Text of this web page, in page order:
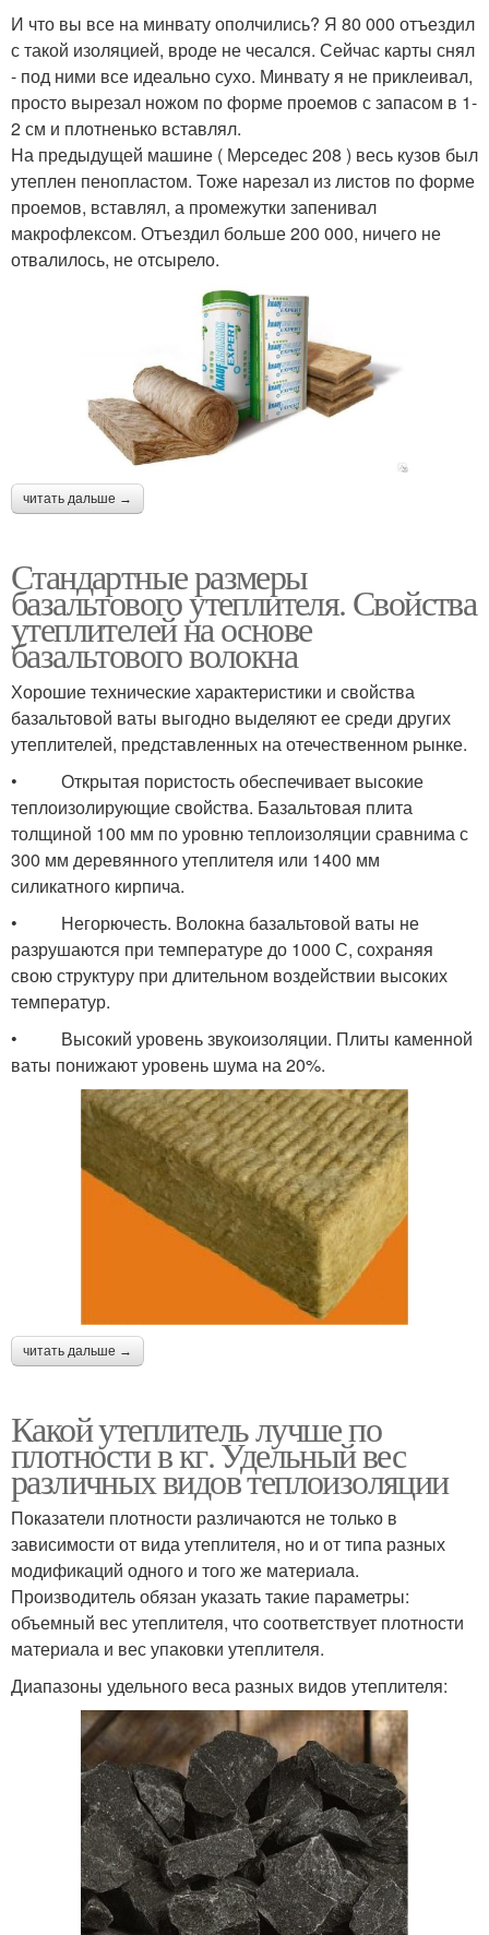
И что вы все на минвату ополчились? Я 80 000 отъездил
с такой изоляцией, вроде не чесался. Сейчас карты снял
- под ними все идеально сухо. Минвату я не приклеивал,
просто вырезал ножом по форме проемов с запасом в 1-
2 см и плотненько вставлял.
На предыдущей машине ( Мерседес 208 ) весь кузов был
утеплен пенопластом. Тоже нарезал из листов по форме
проемов, вставлял, а промежутки запенивал
макрофлексом. Отъездил больше 200 000, ничего не
отвалилось, не отсырело.
читать дальше →
Стандартные размеры
базальтового утеплителя. Свойства
утеплителей на основе
базальтового волокна
Хорошие технические характеристики и свойства
базальтовой ваты выгодно выделяют ее среди других
утеплителей, представленных на отечественном рынке.
• Открытая пористость обеспечивает высокие
теплоизолирующие свойства. Базальтовая плита
толщиной 100 мм по уровню теплоизоляции сравнима с
300 мм деревянного утеплителя или 1400 мм
силикатного кирпича.
• Негорючесть. Волокна базальтовой ваты не
разрушаются при температуре до 1000 С, сохраняя
свою структуру при длительном воздействии высоких
температур.
• Высокий уровень звукоизоляции. Плиты каменной
ваты понижают уровень шума на 20%.
читать дальше →
Какой утеплитель лучше по
плотности в кг. Удельный вес
различных видов теплоизоляции
Показатели плотности различаются не только в
зависимости от вида утеплителя, но и от типа разных
модификаций одного и того же материала.
Производитель обязан указать такие параметры:
объемный вес утеплителя, что соответствует плотности
материала и вес упаковки утеплителя.
Диапазоны удельного веса разных видов утеплителя: